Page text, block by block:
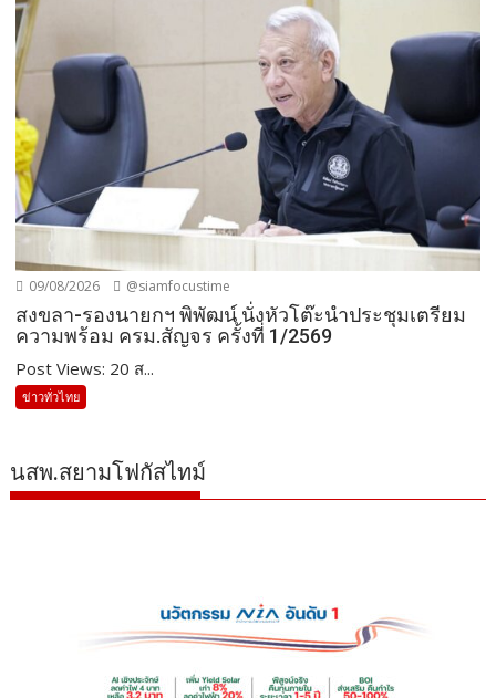
09/08/2026 @siamfocustime
สงขลา-รองนายกฯ พิพัฒน์ นั่งหัวโต๊ะนำประชุมเตรียม
ความพร้อม ครม.สัญจร ครั้งที่ 1/2569
Post Views: 20 ส...
ข่าวทั่วไทย
นสพ.สยามโฟกัสไทม์